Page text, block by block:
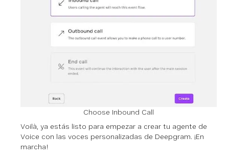
Choose Inbound Call
Voilà, ya estás listo para empezar a crear tu agente de
Voice con las voces personalizadas de Deepgram. ¡En
marcha!